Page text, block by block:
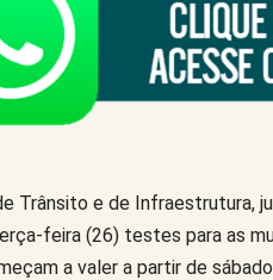
Trânsito e de Infraestrutura,
feira (26) testes para as
a valer a partir de